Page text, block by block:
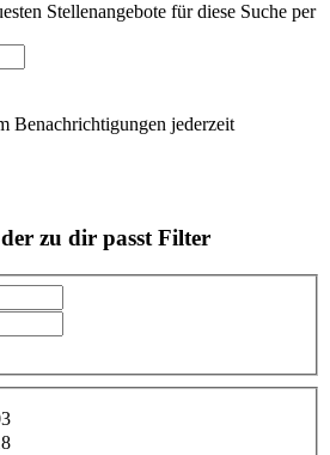
Stellenangebote für diese Suche per
Benachrichtigungen jederzeit
zu dir passt Filter